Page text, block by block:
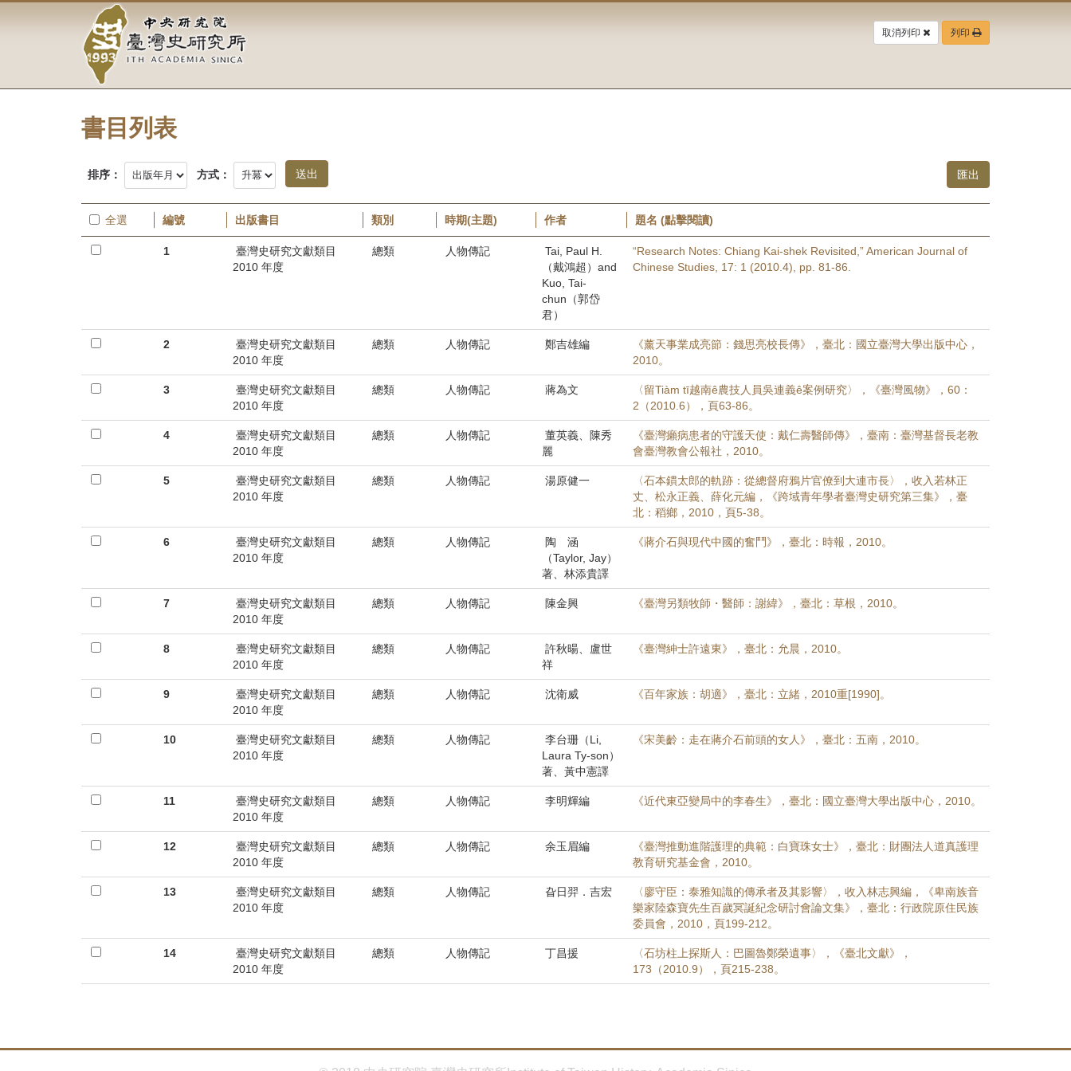
容
中
央
研
究
院-
臺
灣
史
研
所-
首
頁
取消列印 列印
書目列表
排序： 方式：
全選 編號 出版書目 類別 時期(主題) 作者 題名 (點擊閱讀)
1
臺灣史研究文獻類目
2010 年度
總類 人物傳記
Tai, Paul H.
（戴鴻超）and
Kuo, Tai-
chun（郭岱
君）
“Research Notes: Chiang Kai-shek Revisited,” American Journal of
Chinese Studies, 17: 1 (2010.4), pp. 81-86.
2
臺灣史研究文獻類目
2010 年度
總類 人物傳記 鄭吉雄編
《薰天事業成亮節：錢思亮校長傳》，臺北：國立臺灣大學出版中心，
2010。
3
臺灣史研究文獻類目
2010 年度
總類 人物傳記 蔣為文
〈留Tiàm tī越南ê農技人員吳連義ê案例研究〉，《臺灣風物》，60：
2（2010.6），頁63-86。
4
臺灣史研究文獻類目
2010 年度
總類 人物傳記
董英義、陳秀
麗
《臺灣癩病患者的守護天使：戴仁壽醫師傳》，臺南：臺灣基督長老教
會臺灣教會公報社，2010。
5
臺灣史研究文獻類目
2010 年度
總類 人物傳記 湯原健一
〈石本鏆太郎的軌跡：從總督府鴉片官僚到大連市長〉，收入若林正
丈、松永正義、薛化元編，《跨域青年學者臺灣史研究第三集》，臺
北：稻鄉，2010，頁5-38。
6
臺灣史研究文獻類目
2010 年度
總類 人物傳記
陶 涵
（Taylor, Jay）
著、林添貴譯
《蔣介石與現代中國的奮鬥》，臺北：時報，2010。
7
臺灣史研究文獻類目
2010 年度
總類 人物傳記 陳金興 《臺灣另類牧師・醫師：謝緯》，臺北：草根，2010。
8
臺灣史研究文獻類目
2010 年度
總類 人物傳記
許秋暘、盧世
祥
《臺灣紳士許遠東》，臺北：允晨，2010。
9
臺灣史研究文獻類目
2010 年度
總類 人物傳記 沈衛威 《百年家族：胡適》，臺北：立緒，2010重[1990]。
10
臺灣史研究文獻類目
2010 年度
總類 人物傳記
李台珊（Li,
Laura Ty-son）
著、黃中憲譯
《宋美齡：走在蔣介石前頭的女人》，臺北：五南，2010。
11
臺灣史研究文獻類目
2010 年度
總類 人物傳記 李明輝編 《近代東亞變局中的李春生》，臺北：國立臺灣大學出版中心，2010。
12
臺灣史研究文獻類目
2010 年度
總類 人物傳記 余玉眉編
《臺灣推動進階護理的典範：白寶珠女士》，臺北：財團法人道真護理
教育研究基金會，2010。
13
臺灣史研究文獻類目
2010 年度
總類 人物傳記 旮日羿．吉宏
〈廖守臣：泰雅知識的傳承者及其影響〉，收入林志興編，《卑南族音
樂家陸森寶先生百歲冥誕紀念研討會論文集》，臺北：行政院原住民族
委員會，2010，頁199-212。
14
臺灣史研究文獻類目
2010 年度
總類 人物傳記 丁昌援
〈石坊柱上探斯人：巴圖魯鄭榮遺事〉，《臺北文獻》，
173（2010.9），頁215-238。